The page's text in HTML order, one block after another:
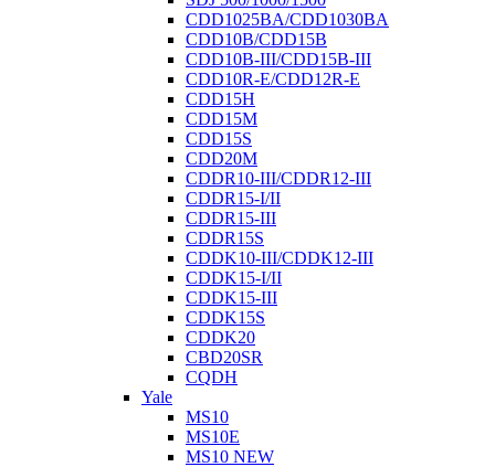
CDD1025BA/CDD1030BA
CDD10B/CDD15B
CDD10B-III/CDD15B-III
CDD10R-E/CDD12R-E
CDD15H
CDD15M
CDD15S
CDD20M
CDDR10-III/CDDR12-III
CDDR15-I/II
CDDR15-III
CDDR15S
CDDK10-III/CDDK12-III
CDDK15-I/II
CDDK15-III
CDDK15S
CDDK20
CBD20SR
CQDH
Yale
MS10
MS10E
MS10 NEW